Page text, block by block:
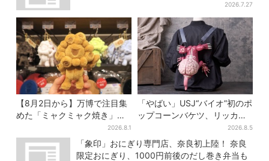
2026.7.27
【8月2日から】万博で注目集
めた「ミャクミャク焼き」初
グッズ化！大阪・梅田だけの
新商品が登場
2026.8.1
「やばい」USJ“バイオ”初のポ
ップコーンバケツ、リッカー
が背中に張りつく衝撃デザイ
ンに騒然…フレーバーにも反
応
2026.8.5
「象印」おにぎり専門店、奈良初上陸！ 奈良
限定おにぎり、1000円前後のだし巻き弁当も